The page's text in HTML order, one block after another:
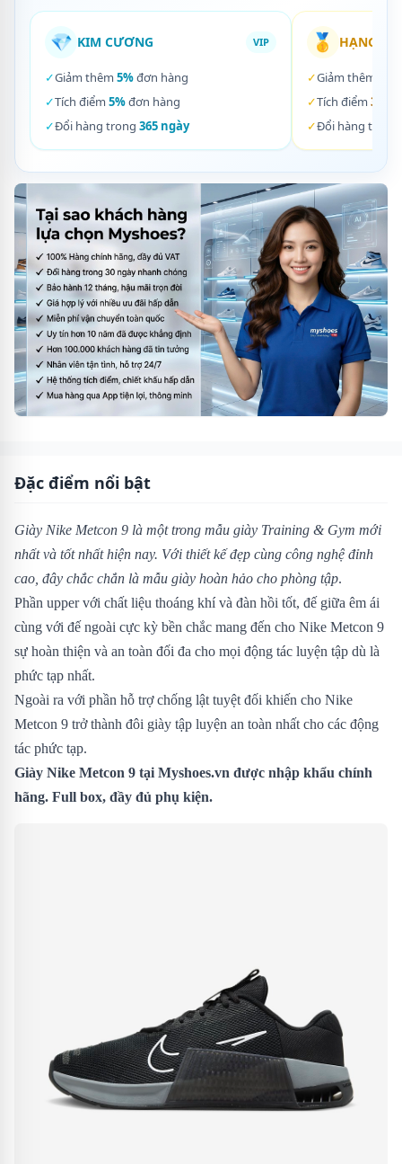
💎 KIM CƯƠNG VIP
✓Giảm thêm 5%đơn hàng
✓Tích điểm 5%đơn hàng
✓Đổi hàng trong 365 ngày
🥇 HẠNG
✓Giảm thêm
✓Tích điểm 3%
✓Đổi hàng trong
Đặc điểm nổi bật
Giày Nike Metcon 9 là một trong mẫu giày Training & Gym mới
nhất và tốt nhất hiện nay. Với thiết kế đẹp cùng công nghệ đỉnh
cao, đây chắc chắn là mẫu giày hoàn hảo cho phòng tập.
Phần upper với chất liệu thoáng khí và đàn hồi tốt, đế giữa êm ái
cùng với đế ngoài cực kỳ bền chắc mang đến cho Nike Metcon 9
sự hoàn thiện và an toàn đối đa cho mọi động tác luyện tập dù là
phức tạp nhất.
Ngoài ra với phần hỗ trợ chống lật tuyệt đối khiến cho Nike
Metcon 9 trở thành đôi giày tập luyện an toàn nhất cho các động
tác phức tạp.
Giày Nike Metcon 9 tại Myshoes.vn được nhập khẩu chính
hãng. Full box, đầy đủ phụ kiện.